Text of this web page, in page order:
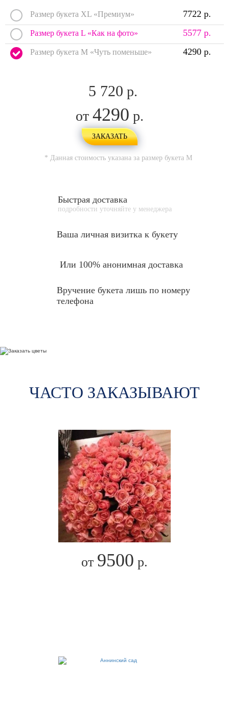
Размер букета XL «Премиум» 7722 р.
Размер букета L «Как на фото» 5577 р.
Размер букета M «Чуть поменьше» 4290 р.
5 720 р.
от 4290 р.
ЗАКАЗАТЬ
* Данная стоимость указана за размер букета M
Быстрая доставка
подробности уточняйте у менеджера
Ваша личная визитка к букету
Или 100% анонимная доставка
Вручение букета лишь по номеру
телефона
ЧАСТО ЗАКАЗЫВАЮТ
от 9500 р.